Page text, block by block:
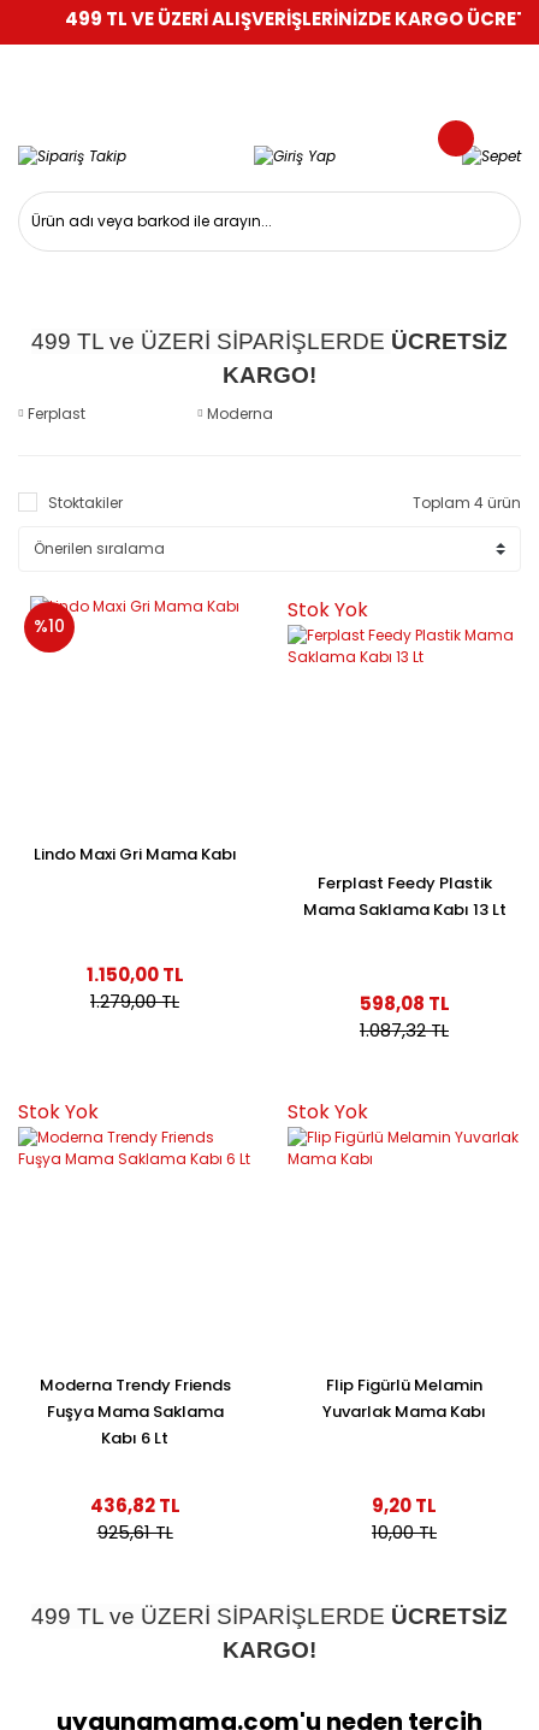
499 TL VE ÜZERİ ALIŞVERİŞLERİNİZDE KARGO
499 TL ve ÜZERİ SİPARİŞLERDE ÜCRETSİZ
KARGO!
Ferplast Moderna
Stoktakiler Toplam 4 ürün
%10
Lindo Maxi Gri Mama Kabı
1.150,00 TL
1.279,00 TL
Stok Yok
Ferplast Feedy Plastik
Mama Saklama Kabı 13 Lt
598,08 TL
1.087,32 TL
Stok Yok
Moderna Trendy Friends
Fuşya Mama Saklama
Kabı 6 Lt
436,82 TL
925,61 TL
Stok Yok
Flip Figürlü Melamin
Yuvarlak Mama Kabı
9,20 TL
10,00 TL
499 TL ve ÜZERİ SİPARİŞLERDE ÜCRETSİZ
KARGO!
uygunamama.com'u neden tercih